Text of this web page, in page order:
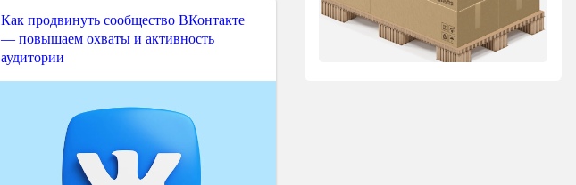
Как продвинуть сообщество ВКонтакте
— повышаем охваты и активность
аудитории